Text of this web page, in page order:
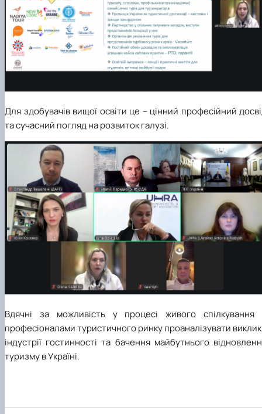
Для здобувачів вищої освіти це – цінний професійний
та сучасний погляд на розвиток галузі.
Вдячні за можливість у процесі живого спілкування
професіоналами туристичного ринку проаналізувати
індустрії гостинності та бачення майбутнього
туризму в Україні.